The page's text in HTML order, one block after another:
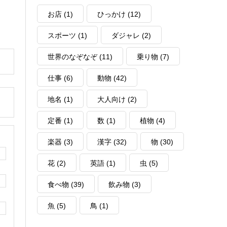
お店 (1) ひっかけ (12)
スポーツ (1) ダジャレ (2)
世界のなぞなぞ(11) 乗り物 (7)
仕事 (6) 動物 (42)
地名 (1) 大人向け (2)
定番 (1) 数 (1) 植物 (4)
楽器 (3) 漢字 (32) 物 (30)
花 (2) 英語 (1) 虫 (5)
食べ物 (39) 飲み物 (3)
魚 (5) 鳥 (1)